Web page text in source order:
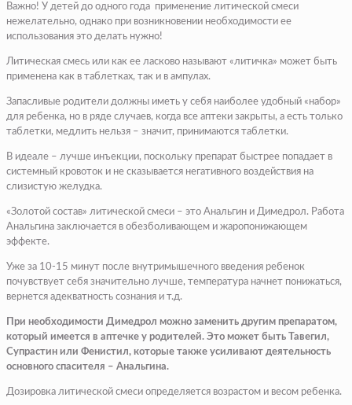
Важно! У детей до одного года применение литической смеси
нежелательно, однако при возникновении необходимости ее
использования это делать нужно!
Литическая смесь или как ее ласково называют «литичка» может быть
применена как в таблетках, так и в ампулах.
Запасливые родители должны иметь у себя наиболее удобный «набор»
для ребенка, но в ряде случаев, когда все аптеки закрыты, а есть только
таблетки, медлить нельзя – значит, принимаются таблетки.
В идеале – лучше инъекции, поскольку препарат быстрее попадает в
системный кровоток и не сказывается негативного воздействия на
слизистую желудка.
«Золотой состав» литической смеси – это Анальгин и Димедрол. Работа
Анальгина заключается в обезболивающем и жаропонижающем
эффекте.
Уже за 10-15 минут после внутримышечного введения ребенок
почувствует себя значительно лучше, температура начнет понижаться,
вернется адекватность сознания и т.д.
При необходимости Димедрол можно заменить другим препаратом,
который имеется в аптечке у родителей. Это может быть Тавегил,
Супрастин или Фенистил, которые также усиливают деятельность
основного спасителя – Анальгина.
Дозировка литической смеси определяется возрастом и весом ребенка.